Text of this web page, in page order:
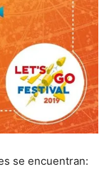
se encuentran: